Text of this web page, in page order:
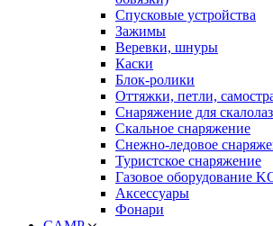
Спусковые устройства
Зажимы
Веревки, шнуры
Каски
Блок-ролики
Оттяжки, петли,
Снаряжение для
Скальное снаряжение
Снежно-ледовое
Туристское снаряжение
Газовое оборудование
Аксессуары
Фонари